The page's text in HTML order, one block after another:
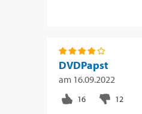
DVDPapst
am 16.09.2022